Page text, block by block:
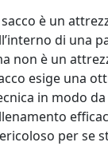
è un
di una
non è un
esige una
in modo
per se